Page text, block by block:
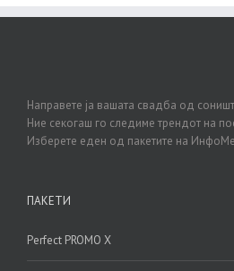
Направете ја вашата свадба од
Ние секогаш го следиме трендот на
Изберете еден од пакетите на
ПАКЕТИ
Perfect PROMO X